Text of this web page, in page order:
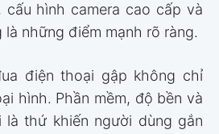
cấu hình camera cao cấp và
những điểm mạnh rõ ràng.
điện thoại gập không chỉ
hình. Phần mềm, độ bền và
thứ khiến người dùng gắn